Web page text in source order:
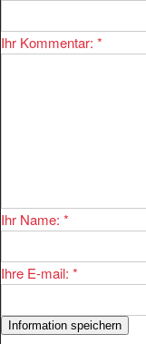
Ihr Kommentar: *
Ihr Name: *
Ihre E-mail: *